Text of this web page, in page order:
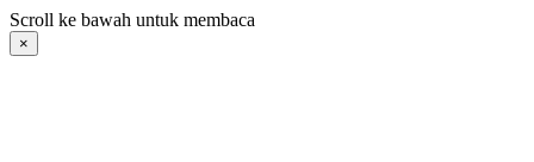
Langsung
ke
konten
Scroll ke bawah untuk membaca
×